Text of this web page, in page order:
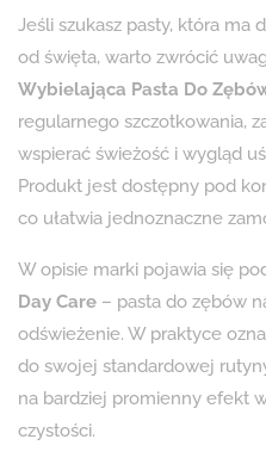
Jeśli szukasz pasty, która ma
od święta, warto zwrócić
Wybielająca Pasta Do
regularnego szczotkowania,
wspierać świeżość i wygląd
Produkt jest dostępny pod
co ułatwia jednoznaczne
W opisie marki pojawia się
Day Care – pasta do zębów
odświeżenie. W praktyce
do swojej standardowej
na bardziej promienny efekt
czystości.